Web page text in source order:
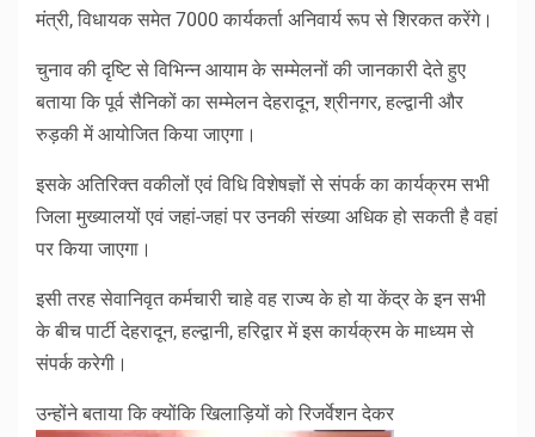
मंत्री, विधायक समेत 7000 कार्यकर्ता अनिवार्य रूप से शिरकत करेंगे।
चुनाव की दृष्टि से विभिन्न आयाम के सम्मेलनों की जानकारी देते हुए
बताया कि पूर्व सैनिकों का सम्मेलन देहरादून, श्रीनगर, हल्द्वानी और
रुड़की में आयोजित किया जाएगा।
इसके अतिरिक्त वकीलों एवं विधि विशेषज्ञों से संपर्क का कार्यक्रम सभी
जिला मुख्यालयों एवं जहां-जहां पर उनकी संख्या अधिक हो सकती है वहां
पर किया जाएगा।
इसी तरह सेवानिवृत कर्मचारी चाहे वह राज्य के हो या केंद्र के इन सभी
के बीच पार्टी देहरादून, हल्द्वानी, हरिद्वार में इस कार्यक्रम के माध्यम से
संपर्क करेगी।
उन्होंने बताया कि क्योंकि खिलाड़ियों को रिजर्वेशन देकर